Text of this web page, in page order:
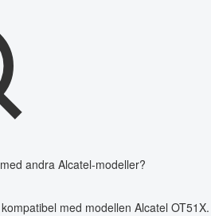
andra Alcatel-modeller?
med modellen Alcatel OT51X.